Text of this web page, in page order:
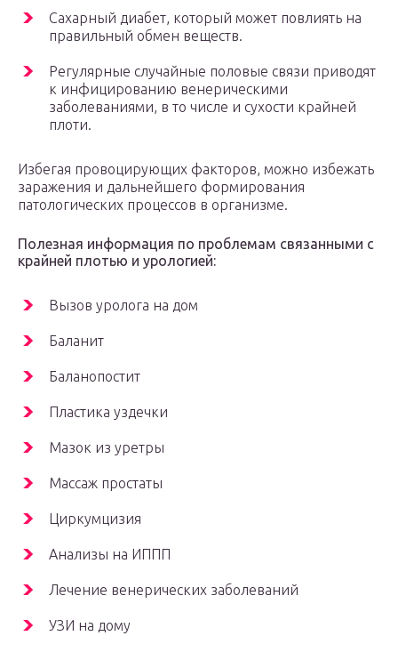
Сахарный диабет, который может повлиять на
правильный обмен веществ.
Регулярные случайные половые связи приводят
к инфицированию венерическими
заболеваниями, в то числе и сухости крайней
плоти.
Избегая провоцирующих факторов, можно избежать
заражения и дальнейшего формирования
патологических процессов в организме.
Полезная информация по проблемам связанными с
крайней плотью и урологией:
Вызов уролога на дом
Баланит
Баланопостит
Пластика уздечки
Мазок из уретры
Массаж простаты
Циркумцизия
Анализы на ИППП
Лечение венерических заболеваний
УЗИ на дому